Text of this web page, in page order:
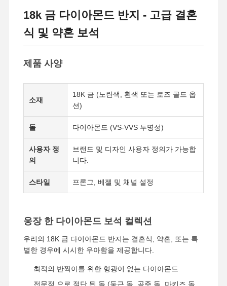
18k 금 다이아몬드 반지 - 고급 결혼
식 및 약혼 보석
제품 사양
소재
18K 금 (노란색, 흰색 또는 로즈 골드 옵
션)
돌 다이아몬드 (VS-VVS 투명성)
사용자 정
의
브랜드 및 디자인 사용자 정의가 가능합
니다.
스타일 프론그, 베젤 및 채널 설정
웅장 한 다이아몬드 보석 컬렉션
우리의 18K 금 다이아몬드 반지는 결혼식, 약혼, 또는 특
별한 경우에 시시한 우아함을 제공합니다.
최적의 반짝이를 위한 형광이 없는 다이아몬드
전문적 으로 절단 된 돌 (둥근 돌, 공주 돌, 마키즈 돌,